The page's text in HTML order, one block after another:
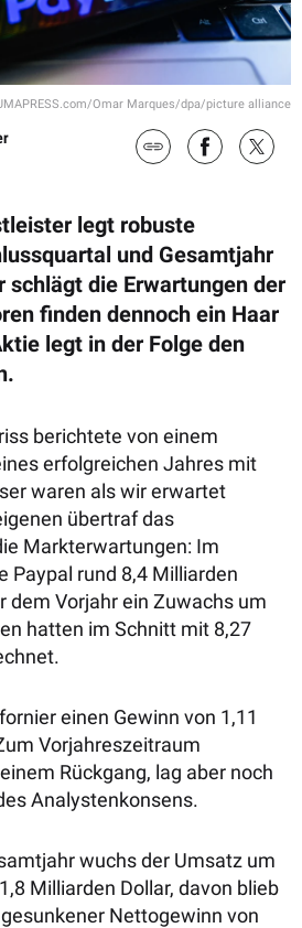
Omar Marques/dpa/picture alliance
legt robuste
und Gesamtjahr
schlägt die Erwartungen der
finden dennoch ein Haar
legt in der Folge den
berichtete von einem
erfolgreichen Jahres mit
waren als wir erwartet
übertraf das
Markterwartungen: Im
Paypal rund 8,4 Milliarden
dem Vorjahr ein Zuwachs um
hatten im Schnitt mit 8,27
einen Gewinn von 1,11
Vorjahreszeitraum
Rückgang, lag aber noch
Analystenkonsens.
wuchs der Umsatz um
Milliarden Dollar, davon blieb
Nettogewinn von